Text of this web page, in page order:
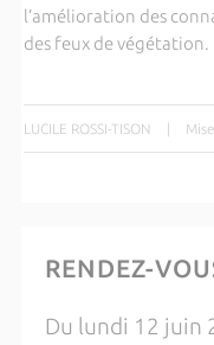
l’amélioration des
des feux de végétation.
LUCILE ROSSI-TISON |
RENDEZ-
Du lundi 12 juin